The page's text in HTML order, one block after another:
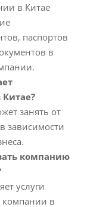
в Китае
паспортов
в
занять от
зависимости
компанию
услуги
компании в